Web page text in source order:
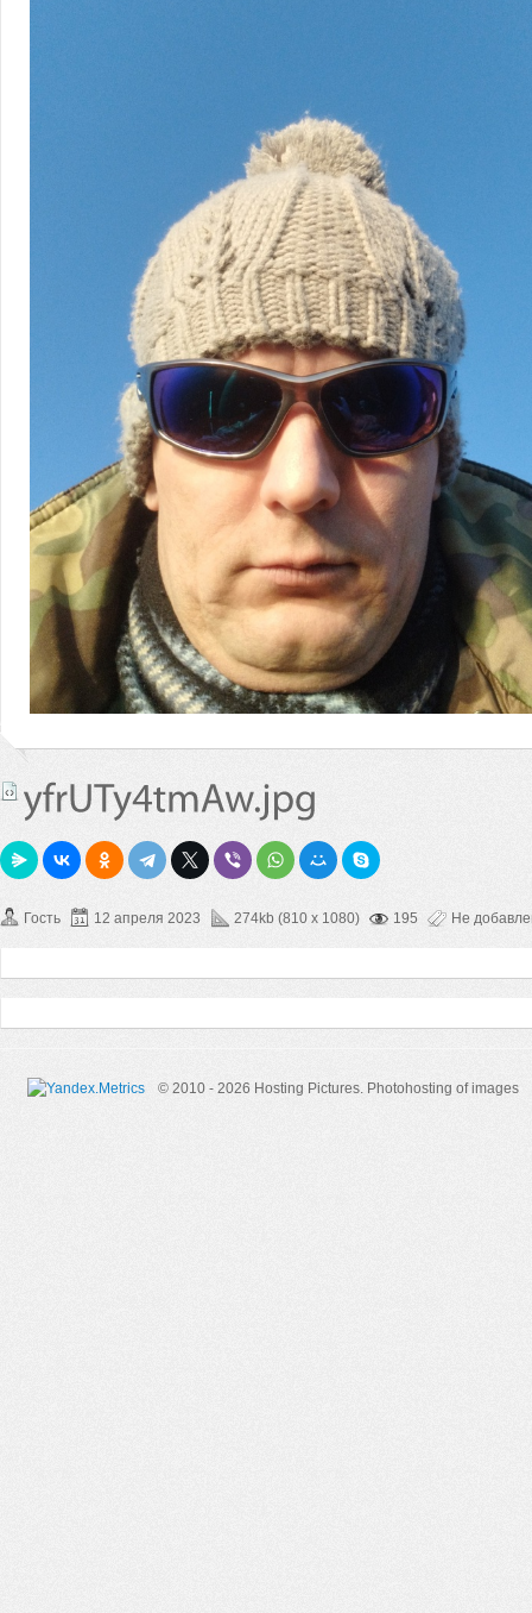
Гость 12 апреля 2023 274kb (810 x 1080) 195 Не
© 2010 - 2026 Hosting Pictures. Photohosting of images